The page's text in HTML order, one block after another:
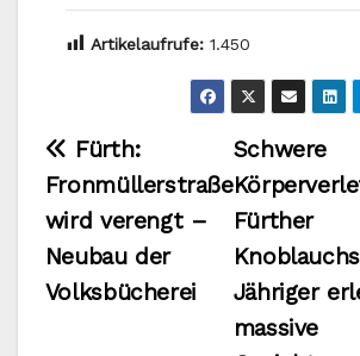
Artikelaufrufe: 1.450
Schwere
Fürther
Jähriger
massive
Fürth:
Fronmüllerstraße
wird verengt –
Neubau der
Volksbücherei